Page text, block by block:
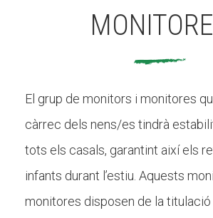
El grup de monitors i monitores
càrrec dels nens/es tindrà
tots els casals, garantint així els
infants durant l’estiu. Aquests
monitores disposen de la